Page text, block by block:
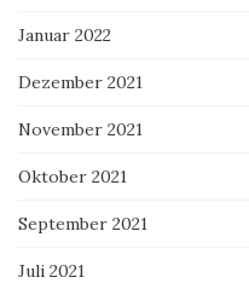
Januar 2022
Dezember 2021
November 2021
Oktober 2021
September 2021
Juli 2021